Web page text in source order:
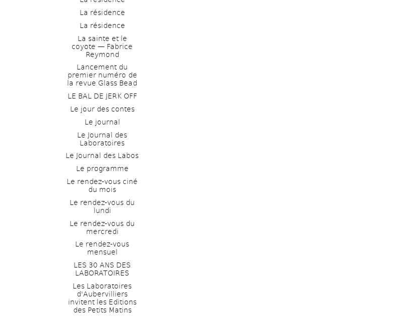
La résidence
La résidence
La sainte et le
coyote — Fabrice
Reymond
Lancement du
premier numéro de
la revue Glass Bead
LE BAL DE JERK OFF
Le jour des contes
Le journal
Le Journal des
Laboratoires
Le Journal des Labos
Le programme
Le rendez-vous ciné
du mois
Le rendez-vous du
lundi
Le rendez-vous du
mercredi
Le rendez-vous
mensuel
LES 30 ANS DES
LABORATOIRES
Les Laboratoires
d'Aubervilliers
invitent les Editions
des Petits Matins